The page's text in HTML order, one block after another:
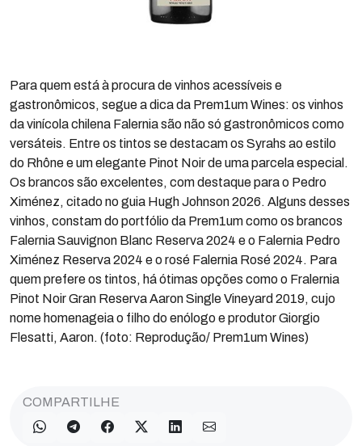
Para quem está à procura de vinhos acessíveis e
gastronômicos, segue a dica da Prem1um Wines: os vinhos
da vinícola chilena Falernia são não só gastronômicos como
versáteis. Entre os tintos se destacam os Syrahs ao estilo
do Rhône e um elegante Pinot Noir de uma parcela especial.
Os brancos são excelentes, com destaque para o Pedro
Ximénez, citado no guia Hugh Johnson 2026. Alguns desses
vinhos, constam do portfólio da Prem1um como os brancos
Falernia Sauvignon Blanc Reserva 2024 e o Falernia Pedro
Ximénez Reserva 2024 e o rosé Falernia Rosé 2024. Para
quem prefere os tintos, há ótimas opções como o Fralernia
Pinot Noir Gran Reserva Aaron Single Vineyard 2019, cujo
nome homenageia o filho do enólogo e produtor Giorgio
Flesatti, Aaron. (foto: Reprodução/ Prem1um Wines)
COMPARTILHE